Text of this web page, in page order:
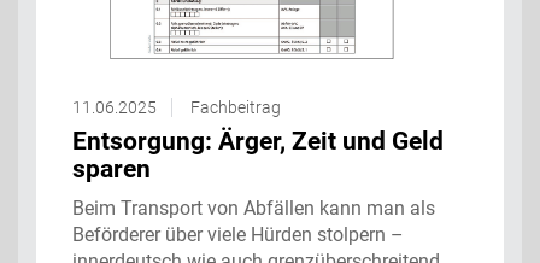
11.06.2025 Fachbeitrag
Entsorgung: Ärger, Zeit und Geld
sparen
Beim Transport von Abfällen kann man als
Beförderer über viele Hürden stolpern –